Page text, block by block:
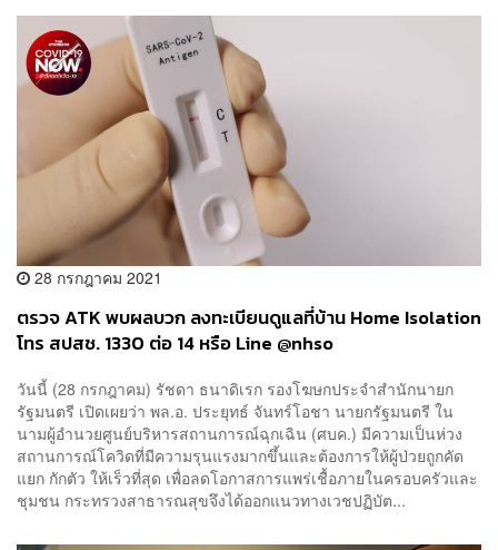
28 กรกฎาคม 2021
ตรวจ ATK พบผลบวก ลงทะเบียนดูแลที่บ้าน Home Isolation
โทร สปสช. 1330 ต่อ 14 หรือ Line @nhso
วันนี้ (28 กรกฎาคม) รัชดา ธนาดิเรก รองโฆษกประจำสำนักนายก
รัฐมนตรี เปิดเผยว่า พล.อ. ประยุทธ์ จันทร์โอชา นายกรัฐมนตรี ใน
นามผู้อำนวยศูนย์บริหารสถานการณ์ฉุกเฉิน (ศบค.) มีความเป็นห่วง
สถานการณ์โควิดที่มีความรุนแรงมากขึ้นและต้องการให้ผู้ป่วยถูกคัด
แยก กักตัว ให้เร็วที่สุด เพื่อลดโอกาสการแพร่เชื้อภายในครอบครัวและ
ชุมชน กระทรวงสาธารณสุขจึงได้ออกแนวทางเวชปฏิบัต...